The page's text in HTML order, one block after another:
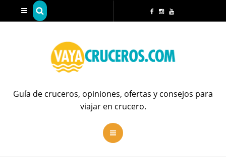
Guía de cruceros, opiniones, ofertas y consejos para
viajar en crucero.